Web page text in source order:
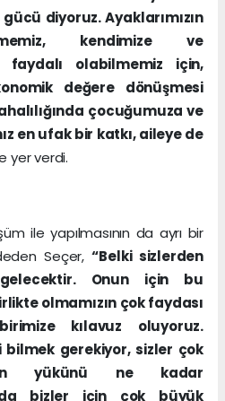
diyoruz. Ayaklarımızın
kendimize ve
faydalı olabilmemiz için,
değere dönüşmesi
çocuğumuza ve
en ufak bir katkı, aileye de
yer verdi.
ile yapılmasının da ayrı bir
Seçer,“Belki sizlerden
Onun için bu
olmamızın çok faydası
kılavuz oluyoruz.
bilmek gerekiyor, sizler çok
yükünü ne kadar
bizler için çok büyük